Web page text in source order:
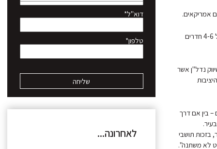
דירה נוספת, הפעם בפרויקט טלביה רזידנס של האחים ישראל, נמכרה דירה ברמת מעטפת המתאימה ל 4-6 חדרים
נדל"ן אשר
– בין אם דרך
בזכות תושבי
לא משתנה".
דוא"ל*
טלפון*
לאחרונה...